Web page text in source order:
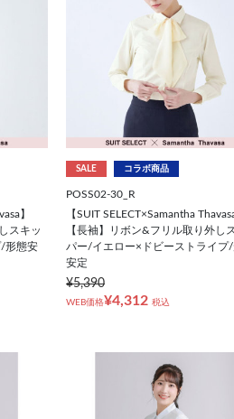
】
スキッ
形態安
SALE コラボ商品
POSS02-30_R
【SUIT SELECT×Samantha Thavasa
【長袖】リボン&フリル取り外し
パー/イエロー×ドビーストライプ
安定
¥5,390
WEB価格¥4,312 税込